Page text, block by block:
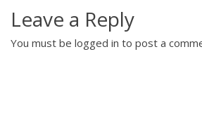
Leave a Reply
You must be logged in to post a